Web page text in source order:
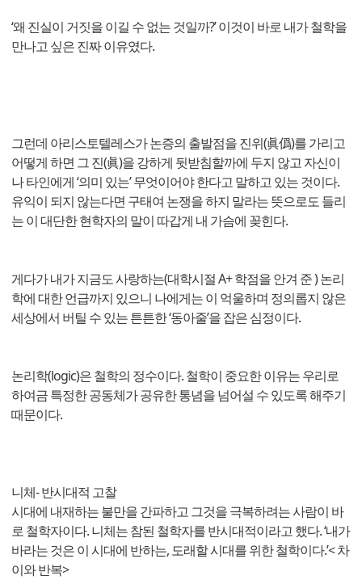
‘왜 진실이 거짓을 이길 수 없는 것일까?’ 이것이 바로 내가 철학을
만나고 싶은 진짜 이유였다.
그런데 아리스토텔레스가 논증의 출발점을 진위(眞僞)를 가리고
어떻게 하면 그 진(眞)을 강하게 뒷받침할까에 두지 않고 자신이
나 타인에게 ‘의미 있는’ 무엇이어야 한다고 말하고 있는 것이다.
유익이 되지 않는다면 구태여 논쟁을 하지 말라는 뜻으로도 들리
는 이 대단한 현학자의 말이 따갑게 내 가슴에 꽂힌다.
게다가 내가 지금도 사랑하는(대학시절 A+ 학점을 안겨 준 ) 논리
학에 대한 언급까지 있으니 나에게는 이 억울하며 정의롭지 않은
세상에서 버틸 수 있는 튼튼한 ‘동아줄’을 잡은 심정이다.
논리학(logic)은 철학의 정수이다. 철학이 중요한 이유는 우리로
하여금 특정한 공동체가 공유한 통념을 넘어설 수 있도록 해주기
때문이다.
니체- 반시대적 고찰
시대에 내재하는 불만을 간파하고 그것을 극복하려는 사람이 바
로 철학자이다. 니체는 참된 철학자를 반시대적이라고 했다. ‘내가
바라는 것은 이 시대에 반하는, 도래할 시대를 위한 철학이다.’< 차
이와 반복>